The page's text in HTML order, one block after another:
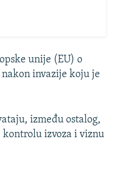
unije (EU) o
invazije koju je
između ostalog,
izvoza i viznu